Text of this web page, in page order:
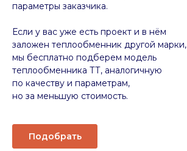
Подобрать
параметры заказчика.
Если у вас уже есть проект и в нём
заложен теплообменник другой марки,
мы бесплатно подберем модель
теплообменника ТТ, аналогичную
по качеству и параметрам,
но за меньшую стоимость.